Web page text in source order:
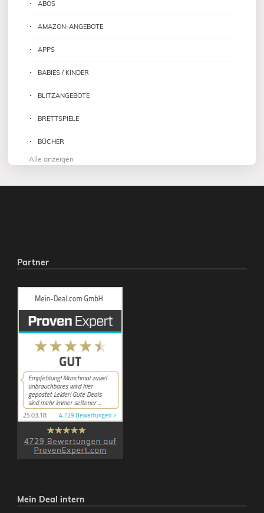
ABOS
AMAZON-ANGEBOTE
APPS
BABIES / KINDER
BLITZANGEBOTE
BRETTSPIELE
BÜCHER
Alle anzeigen
Partner
Mein Deal intern